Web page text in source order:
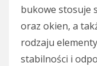
bukowe stosuje
oraz okien, a
rodzaju
stabilności i